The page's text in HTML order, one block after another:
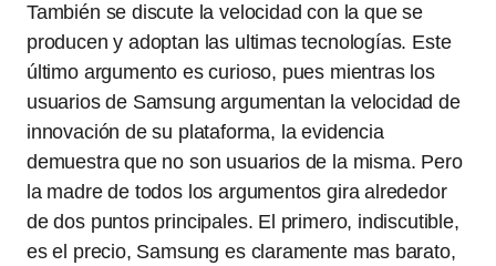
También se discute la velocidad con la que se
producen y adoptan las ultimas tecnologías. Este
último argumento es curioso, pues mientras los
usuarios de Samsung argumentan la velocidad de
innovación de su plataforma, la evidencia
demuestra que no son usuarios de la misma. Pero
la madre de todos los argumentos gira alrededor
de dos puntos principales. El primero, indiscutible,
es el precio, Samsung es claramente mas barato,